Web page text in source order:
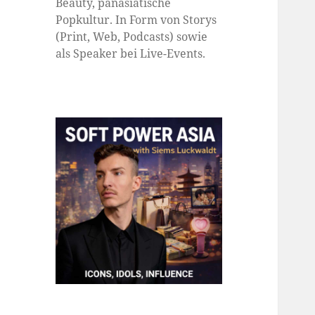
Popkultur. In Form von Storys
(Print, Web, Podcasts) sowie
als Speaker bei Live-Events.